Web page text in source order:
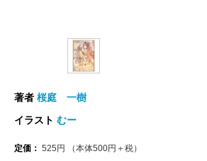
著者 桜庭 一樹
イラスト むー
定価： 525 円 （本体500円＋税）